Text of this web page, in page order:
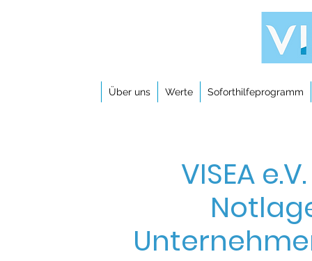
Über uns Werte Soforthilfeprogramm
VISEA